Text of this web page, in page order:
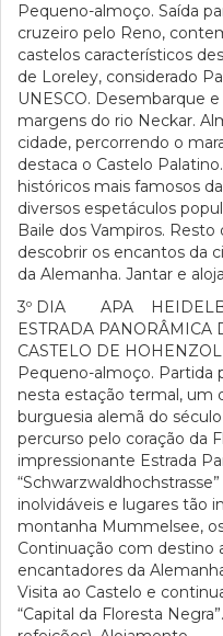
Pequeno-almoço. Saída
cruzeiro pelo Reno,
castelos característicos
de Loreley, considerado
UNESCO. Desembarque
margens do rio Neckar.
cidade, percorrendo o
destaca o Castelo
históricos mais famosos
diversos espetáculos
Baile dos Vampiros.
descobrir os encantos da
da Alemanha. Jantar e
3º DIA APA
ESTRADA PANORÂMICA
CASTELO DE
Pequeno-almoço. Partida
nesta estação termal, um
burguesia alemã do
percurso pelo coração da
impressionante Estrada
inolvidáveis e lugares tão
montanha Mummelsee,
Continuação com destino
encantadores da
Visita ao Castelo e
“Capital da Floresta